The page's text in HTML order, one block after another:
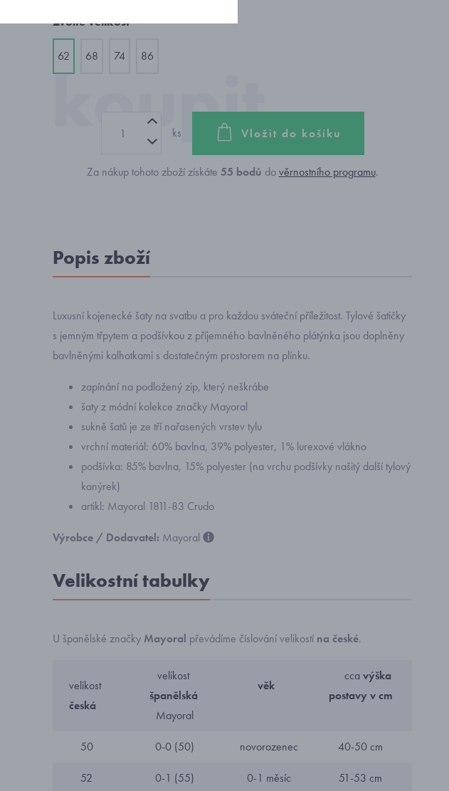
Zvolte velikost
62 68 74 86
ks Vložit do košíku
Za nákup tohoto zboží získáte 55 bodů dověrnostního programu.
Popis zboží
Luxusní kojenecké šaty na svatbu a pro každou sváteční příležitost. Tylové šatičky
s jemným třpytem a podšívkou z příjemného bavlněného plátýnka jsou doplněny
bavlněnými kalhotkami s dostatečným prostorem na plínku.
zapínání na podložený zip, který neškrábe
šaty z módní kolekce značky Mayoral
sukně šatů je ze tří nařasených vrstev tylu
vrchní materiál: 60% bavlna, 39% polyester, 1% lurexové vlákno
podšívka: 85% bavlna, 15% polyester (na vrchu podšívky našitý další tylový
kanýrek)
artikl: Mayoral 1811-83 Crudo
Výrobce / Dodavatel: Mayoral
Velikostní tabulky
U španělské značky Mayoral převádíme číslování velikostí na české.
velikost
česká
velikost
španělská
Mayoral
věk
ccavýška
postavy v cm
50 0-0 (50) novorozenec 40-50 cm
52 0-1 (55) 0-1 měsíc 51-53 cm